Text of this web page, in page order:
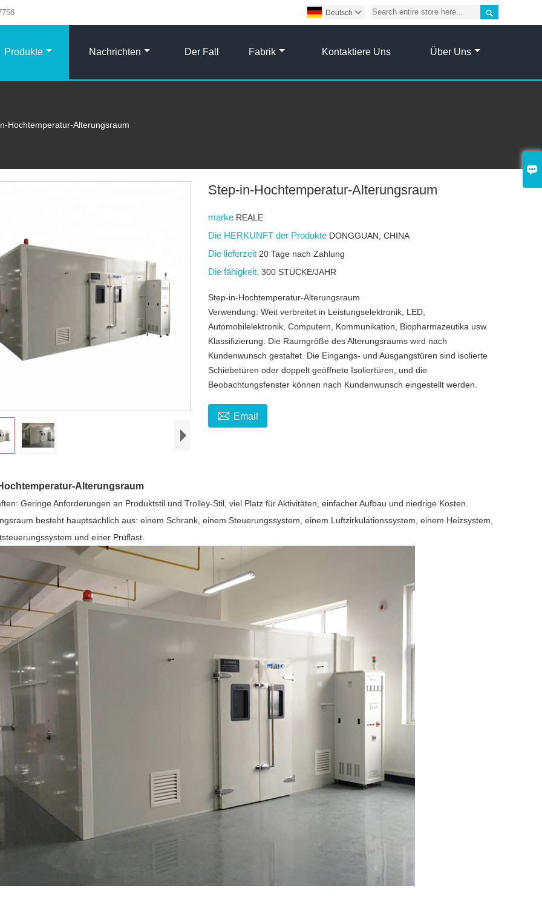


Deutsch 
Produkte Nachrichten Der Fall Fabrik Kontaktiere Uns Über Uns
Hochtemperatur-Alterungsraum
Step-in-Hochtemperatur-Alterungsraum
marke REALE
Die HERKUNFT der Produkte DONGGUAN, CHINA
Die lieferzeit 20 Tage nach Zahlung
Die fähigkeit,300 STÜCKE/JAHR
Step-in-Hochtemperatur-Alterungsraum
Verwendung: Weit verbreitet in Leistungselektronik, LED,
Automobilelektronik, Computern, Kommunikation, Biopharmazeutika usw.
Klassifizierung: Die Raumgröße des Alterungsraums wird nach
Kundenwunsch gestaltet. Die Eingangs- und Ausgangstüren sind isolierte
Schiebetüren oder doppelt geöffnete Isoliertüren, und die
Beobachtungsfenster können nach Kundenwunsch eingestellt werden.
 Email
Alterungsraum
Geringe Anforderungen an Produktstil und Trolley-Stil, viel Platz für Aktivitäten, einfacher Aufbau und niedrige Kosten.
besteht hauptsächlich aus: einem Schrank, einem Steuerungssystem, einem Luftzirkulationssystem, einem Heizsystem,
und einer Prüflast.